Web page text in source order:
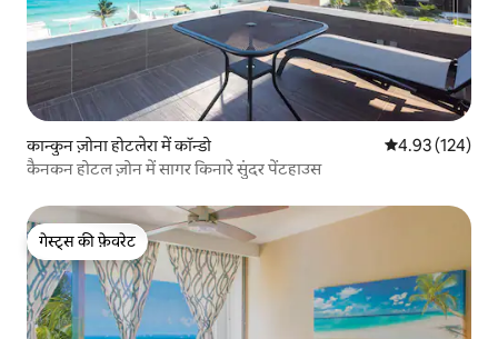
कान्कुन ज़ोना होटलेरा में कॉन्डो औसत रेटिंग 5 में से
4.93 (124)
कैनकन होटल ज़ोन में सागर किनारे सुंदर पेंटहाउस
गेस्ट्स की फ़ेवरेट
गेस्ट्स की फ़ेवरेट